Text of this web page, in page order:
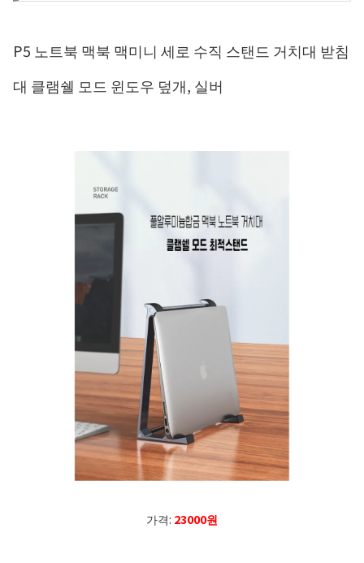
P5 노트북 맥북 맥미니 세로 수직 스탠드 거치대 받침
대 클램쉘 모드 윈도우 덮개, 실버
가격: 23000원